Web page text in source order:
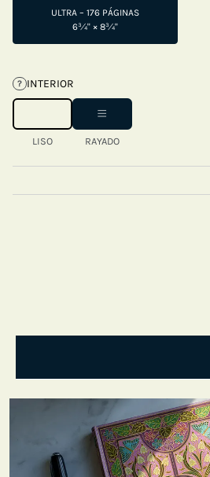
ULTRA – 176 PÁGINAS
6¾" × 8¾"
? INTERIOR
LISO RAYADO